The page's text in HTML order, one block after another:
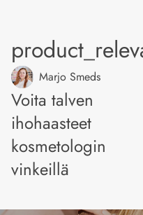
Marjo Smeds
Voita talven
ihohaasteet
kosmetologin
vinkeillä